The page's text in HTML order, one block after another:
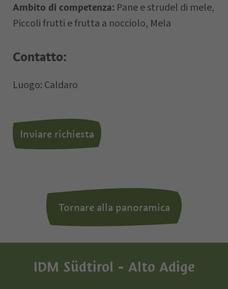
Ambito di competenza: Pane e strudel di mele,
Piccoli frutti e frutta a nocciolo, Mela
Contatto:
Luogo: Caldaro
Inviare richiesta
Tornare alla panoramica
*= campi obbligatori
IDM Südtirol - Alto Adige